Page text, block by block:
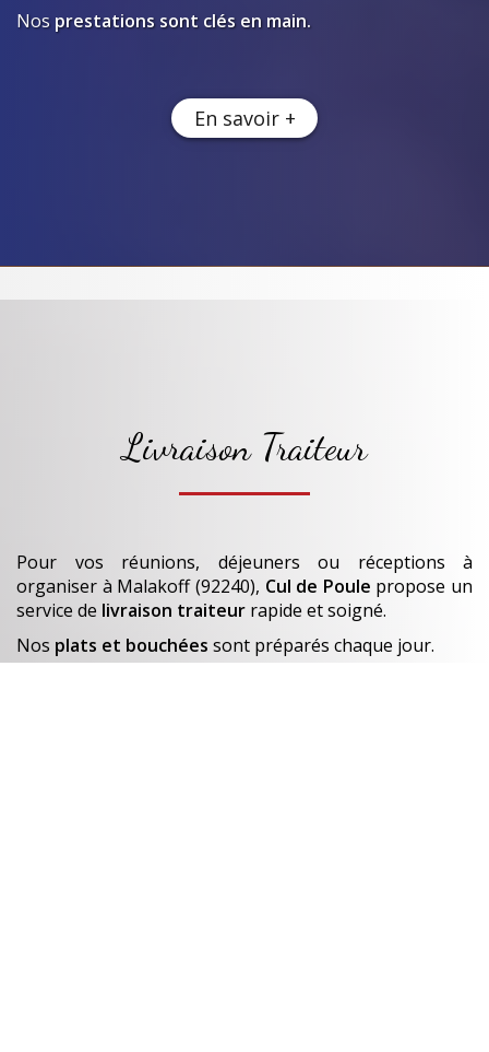
Nos prestations sont clés en main.
En savoir +
Livraison Traiteur
Pour vos réunions, déjeuners ou réceptions à
organiser à Malakoff (92240), Cul de Poule propose un
service de livraison traiteur rapide et soigné.
Nos plats et bouchées sont préparés chaque jour.